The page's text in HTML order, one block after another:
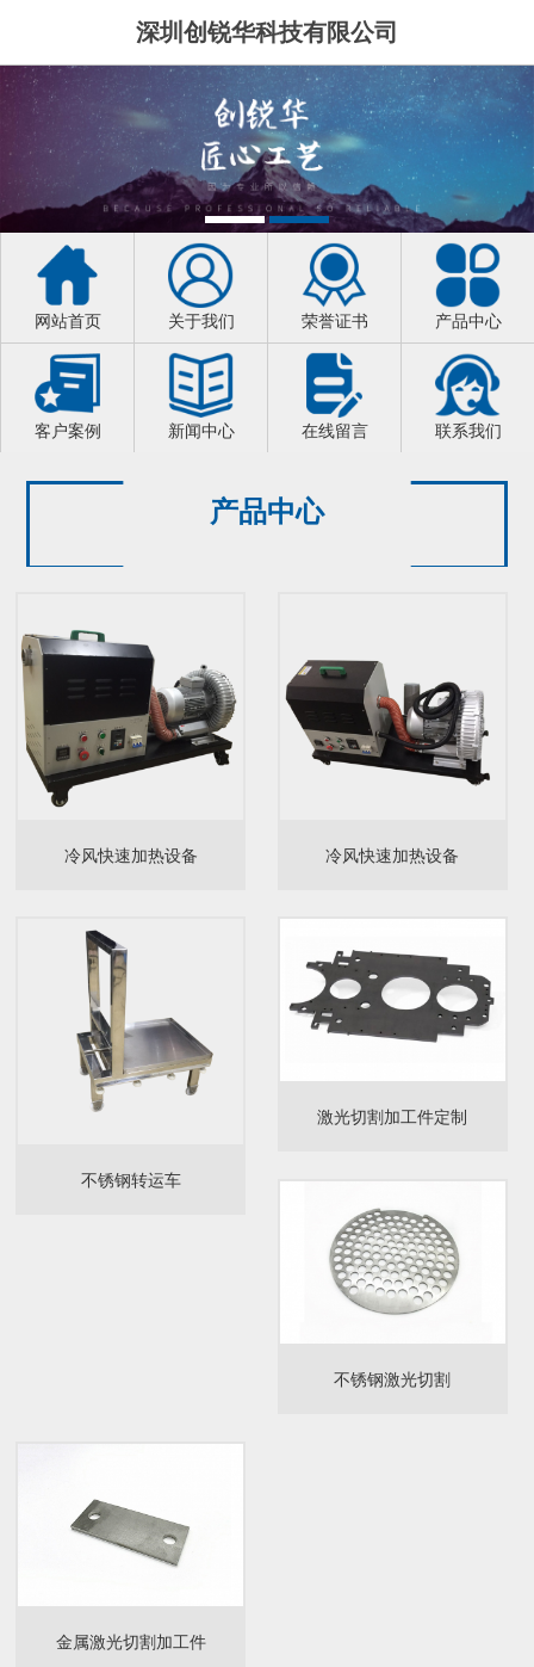
深圳创锐华科技有限公司
网站首页 关于我们 荣誉证书 产品中心
客户案例 新闻中心 在线留言 联系我们
产品中心
冷风快速加热设备 冷风快速加热设备
不锈钢转运车
激光切割加工件定制
不锈钢激光切割
金属激光切割加工件